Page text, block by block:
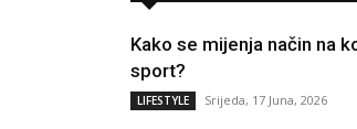
Kako se mijenja način na
sport?
LIFESTYLE Srijeda, 17 Juna, 2026